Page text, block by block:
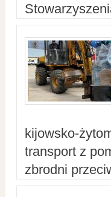
kijowsko-
transport z
zbrodni